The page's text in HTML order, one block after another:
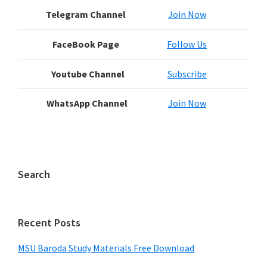
Telegram Channel Join Now
FaceBook Page Follow Us
Youtube Channel Subscribe
WhatsApp Channel Join Now
Search
Recent Posts
MSU Baroda Study Materials Free Download